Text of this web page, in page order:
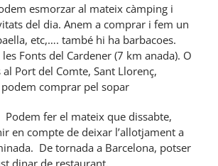
esmorzar al mateix càmping i
del dia. Anem a comprar i fem un
etc,…. també hi ha barbacoes.
Fonts del Cardener (7 km anada). O
Port del Comte, Sant Llorenç,
comprar pel sopar
Podem fer el mateix que dissabte,
en compte de deixar l’allotjament a
De tornada a Barcelona, potser
dinar de restaurant.